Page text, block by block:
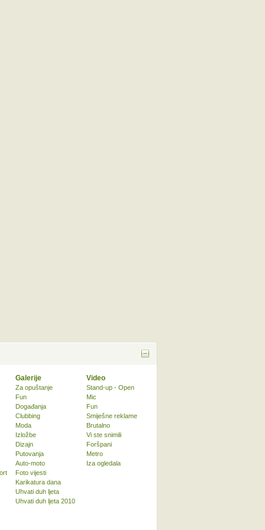
Galerije
Za opuštanje
Fun
Događanja
Clubbing
Moda
Izložbe
Dizajn
Putovanja
Auto-moto
Foto vijesti
Karikatura dana
Uhvati duh ljeta
Uhvati duh ljeta 2010
Video
Stand-up - Open
Mic
Fun
Smiješne reklame
Brutalno
Vi ste snimili
Foršpani
Metro
Iza ogledala